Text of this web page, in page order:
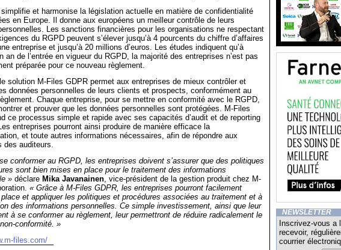
simplifie et harmonise la législation actuelle en matière de confidentialité
en Europe. Il donne aux européens un meilleur contrôle de leurs
Les sanctions financières pour les organisations ne respectant
du RGPD peuvent s’élever jusqu’à 4 pourcents du chiffre d’affaires
entreprise et jusqu’à 20 millions d’euros. Les études indiquent qu’à
an de l’entrée en vigueur du RGPD, la majorité des entreprises n’est pas
préparée pour ce nouveau règlement.
solution M-Files GDPR permet aux entreprises de mieux contrôler et
données personnelles de leurs clients et prospects, conformément au
Chaque entreprise, pour se mettre en conformité avec le RGPD,
et prouver que les données personnelles sont protégées. M-Files
ce processus simple et rapide avec ses capacités d’audit et de reporting
entreprises pourront ainsi produire de manière efficace la
et toute autres informations nécessaires, afin de répondre aux
des auditeurs.
conformer au RGPD, les entreprises doivent s’assurer que des politiques
sont bien mises en place pour le traitement des informations
» déclare Mika Javanainen, vice-président de la gestion produit chez M-
« Grâce à M-Files GDPR, les entreprises pourront facilement
et appliquer les politiques et procédures associées au traitement et à
des informations personnelles. Ce simple investissement, ainsi que leur
à se conformer au règlement, leur permettront de réduire radicalement le
conformité. »
files.com/
NEWSLETTER
Inscrivez-vous a
recevoir,
courrier